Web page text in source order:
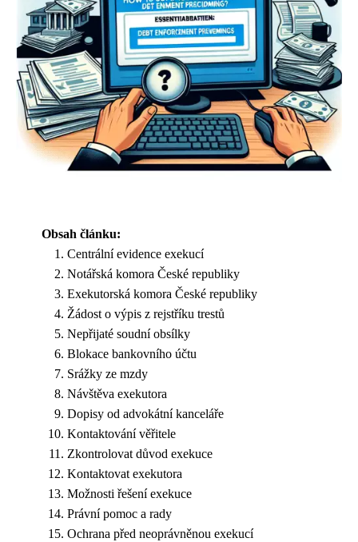
Obsah článku:
Centrální evidence exekucí
Notářská komora České republiky
Exekutorská komora České republiky
Žádost o výpis z rejstříku trestů
Nepřijaté soudní obsílky
Blokace bankovního účtu
Srážky ze mzdy
Návštěva exekutora
Dopisy od advokátní kanceláře
Kontaktování věřitele
Zkontrolovat důvod exekuce
Kontaktovat exekutora
Možnosti řešení exekuce
Právní pomoc a rady
Ochrana před neoprávněnou exekucí